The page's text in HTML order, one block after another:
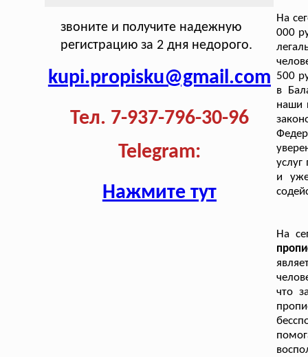
звоните и получите надежную
регистрацию за 2 дня недорого.
kupi.propisku@gmail.com
Тел. 7-937-796-30-96
Telegram:
Нажмите тут
На
000
500
в
наши
и
На
что